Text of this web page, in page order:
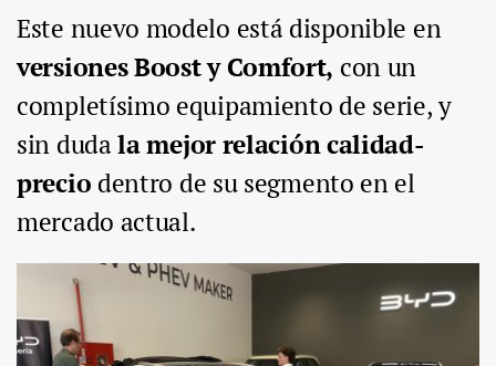
Este nuevo modelo está disponible en
versiones Boost y Comfort, con un
completísimo equipamiento de serie, y
sin dudala mejor relación calidad-
precio dentro de su segmento en el
mercado actual.